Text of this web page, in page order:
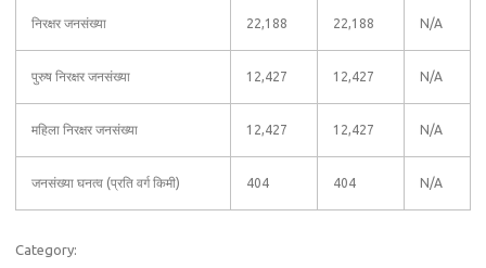
निरक्षर जनसंख्या 22,188 22,188 N/A
पुरुष निरक्षर जनसंख्या 12,427 12,427 N/A
महिला निरक्षर जनसंख्या 12,427 12,427 N/A
जनसंख्या घनत्व (प्रति वर्ग किमी) 404 404 N/A
Category: